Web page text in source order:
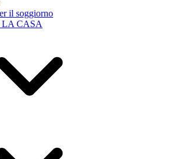
il soggiorno
LA CASA